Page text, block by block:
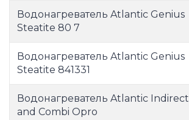
Водонагреватель Atlantic Genius
Steatite 80 7
Водонагреватель Atlantic Genius
Steatite 841331
Водонагреватель Atlantic Indirect
and Combi Opro